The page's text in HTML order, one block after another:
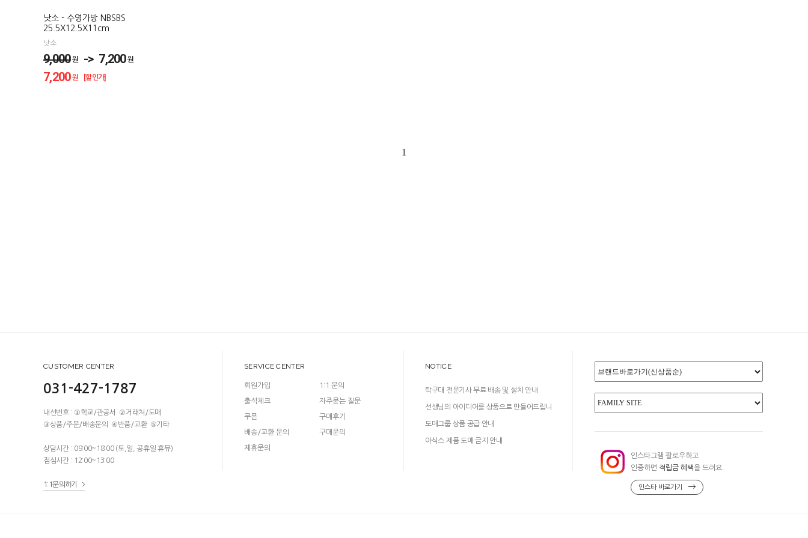
낫소 - 수영가방 NBSBS
25.5X12.5X11cm
낫소
9,000원
-> 7,200원
7,200원 [할인가]
1
CUSTOMER CENTER
031-427-1787
내선번호 : ①학교/관공서 ②거래처/도매
③상품/주문/배송문의 ④반품/교환 ⑤기타
상담시간 : 09:00~18:00 (토,일, 공휴일 휴뮤)
점심시간 : 12:00~13:00
1:1문의하기
SERVICE CENTER
회원가입
출석체크
쿠폰
배송/교환 문의
제휴문의
1:1 문의
자주묻는 질문
구매후기
구매문의
NOTICE
탁구대 전문기사 무료 배송 및 설치 안내
선생님의 아이디어를 상품으로 만들어드립니
다!
도매그룹 상품 공급 안내
아식스 제품 도매 금지 안내
인스타그램 팔로우하고
인증하면 적립금 혜택을 드려요.
인스타 바로가기